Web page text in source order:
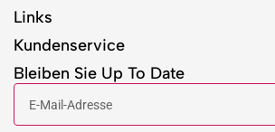
Links
Kundenservice
Bleiben Sie Up To Date